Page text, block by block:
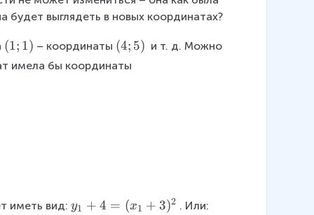
будет выглядеть в новых координатах?
(
1
(1; 1) – координаты (
4
(4; 5) и т. д. Можно
имела бы координаты
иметь вид: y
y1 + 4 = (x1 + 3)2 . Или: